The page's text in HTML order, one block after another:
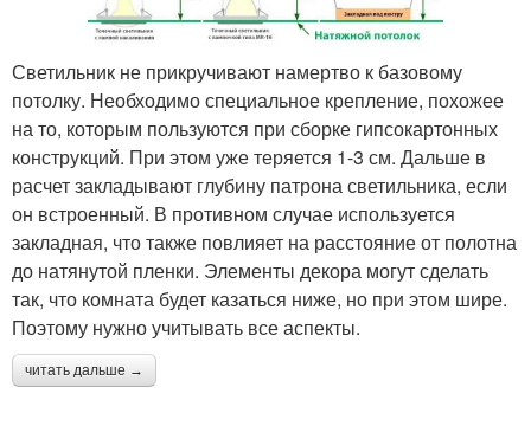
Светильник не прикручивают намертво к базовому
потолку. Необходимо специальное крепление, похожее
на то, которым пользуются при сборке гипсокартонных
конструкций. При этом уже теряется 1-3 см. Дальше в
расчет закладывают глубину патрона светильника, если
он встроенный. В противном случае используется
закладная, что также повлияет на расстояние от полотна
до натянутой пленки. Элементы декора могут сделать
так, что комната будет казаться ниже, но при этом шире.
Поэтому нужно учитывать все аспекты.
читать дальше →